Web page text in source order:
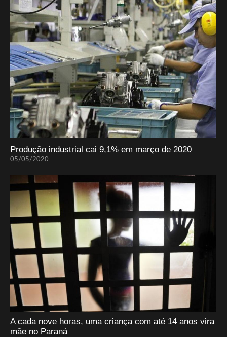
Produção industrial cai 9,1% em março de 2020
05/05/2020
A cada nove horas, uma criança com até 14 anos vira
mãe no Paraná